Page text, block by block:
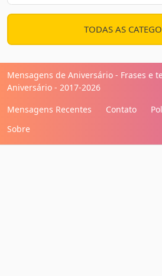
TODAS AS
Mensagens de Aniversário - Frases e
Aniversário - 2017-2026
Mensagens Recentes
Contato
Sobre